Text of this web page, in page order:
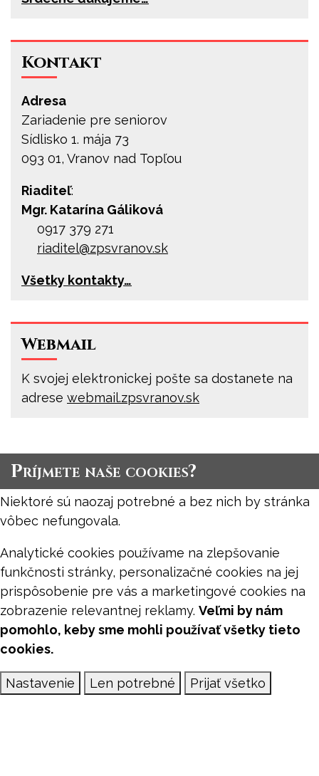
Kontakt
Adresa
Zariadenie pre seniorov
Sídlisko 1. mája 73
093 01, Vranov nad Topľou
Riaditeľ:
Mgr. Katarína Gáliková
0917 379 271
riaditel@zpsvranov.sk
Všetky kontakty…
Webmail
K svojej elektronickej pošte sa dostanete na
adrese webmail.zpsvranov.sk
Príjmete naše cookies?
Niektoré sú naozaj potrebné a bez nich by stránka
vôbec nefungovala.
Analytické cookies používame na zlepšovanie
funkčnosti stránky, personalizačné cookies na jej
prispôsobenie pre vás a marketingové cookies na
zobrazenie relevantnej reklamy. Veľmi by nám
pomohlo, keby sme mohli používať všetky tieto
cookies.
Nastavenie Len potrebné Prijať všetko